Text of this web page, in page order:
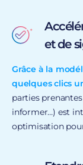
et de
Grâce à la
quelques clics
parties
informer…) est
optimisation